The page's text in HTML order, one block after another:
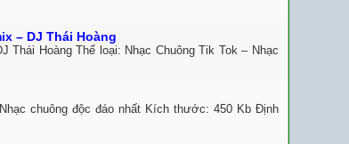
– DJ Thái Hoàng
Thái Hoàng Thể loại: Nhạc Chuông Tik Tok – Nhạc
chuông độc đáo nhất Kích thước: 450 Kb Định